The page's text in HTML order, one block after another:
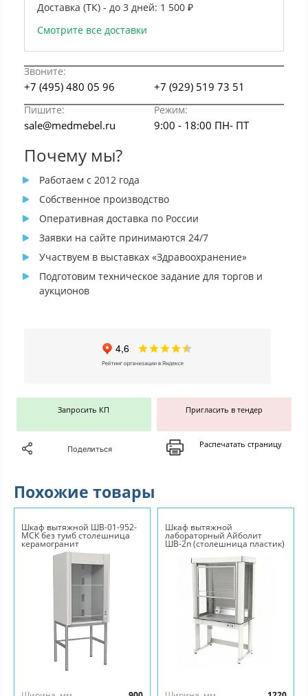
Доставка (ТК) - до 3 дней: 1 500 ₽
Смотрите все доставки
Звоните:
+7 (495) 480 05 96 +7 (929) 519 73 51
Пишите: Режим:
sale@medmebel.ru 9:00 - 18:00 ПН- ПТ
Почему мы?
Работаем с 2012 года
Собственное производство
Оперативная доставка по России
Заявки на сайте принимаются 24/7
Участвуем в выставках «Здравоохранение»
Подготовим техническое задание для торгов и
аукционов
Запросить КП Пригласить в тендер
Поделиться Распечатать страницу
Похожие товары
Шкаф вытяжной ШВ-01-952-
МСК без тумб столешница
керамогранит
Шкаф вытяжной
лабораторный Айболит
ШВ-2п (столешница пластик)